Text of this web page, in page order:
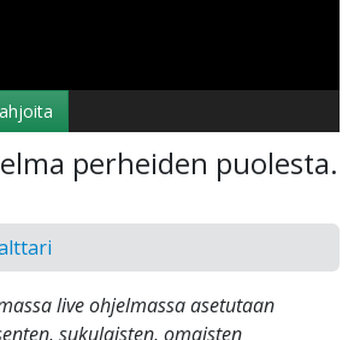
perheiden puolesta.
live ohjelmassa asetutaan
sukulaisten, omaisten